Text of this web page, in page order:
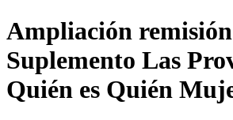
Ampliación
Suplemento Las
Quién es Quién